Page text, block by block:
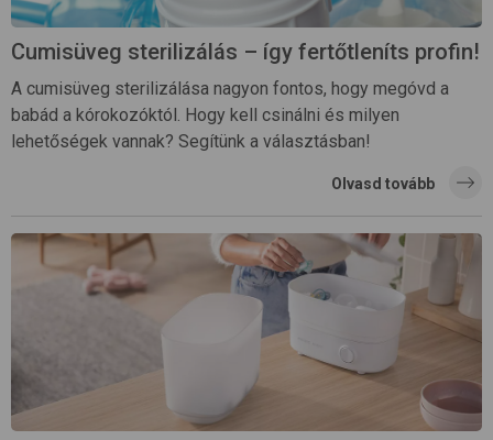
Cumisüveg sterilizálás – így fertőtleníts profin!
A cumisüveg sterilizálása nagyon fontos, hogy megóvd a
babád a kórokozóktól. Hogy kell csinálni és milyen
lehetőségek vannak? Segítünk a választásban!
Olvasd tovább